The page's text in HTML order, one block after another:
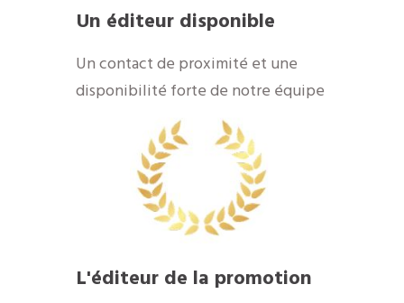
Un éditeur disponible
​Un contact de proximité et une
disponibilité forte de notre équipe
​L'éditeur de la promotion